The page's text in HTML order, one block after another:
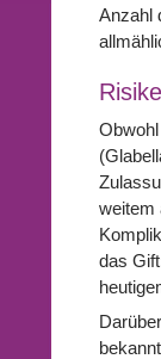
Anzahl
weitem
das